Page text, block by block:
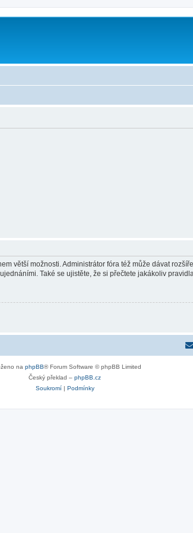
větší možnosti. Administrátor fóra též může dávat
Také se ujistěte, že si přečtete jakákoliv
na phpBB® Forum Software © phpBB Limited
Český překlad – phpBB.cz
Soukromí| Podmínky